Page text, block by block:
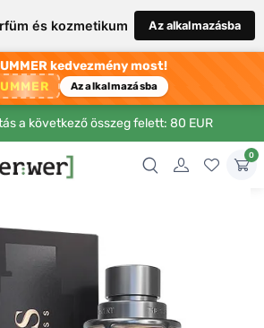
és kozmetikum Az alkalmazásba
kedvezmény most!
Az alkalmazásba
a következő összeg felett: 80 EUR
0